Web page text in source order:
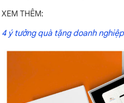
XEM THÊM:
4 ý tưởng quà tặng doanh